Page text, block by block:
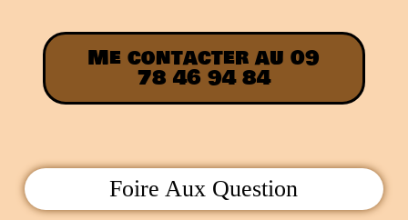
Me contacter au 09
78 46 94 84
Foire Aux Question